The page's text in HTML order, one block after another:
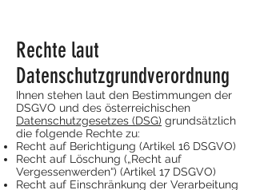
Rechte laut
Datenschutzgrundverordnung
Ihnen stehen laut den Bestimmungen der
DSGVO und des österreichischen
Datenschutzgesetzes (DSG) grundsätzlich
die folgende Rechte zu:
Recht auf Berichtigung (Artikel 16 DSGVO)
Recht auf Löschung („Recht auf
Vergessenwerden“) (Artikel 17 DSGVO)
Recht auf Einschränkung der Verarbeitung